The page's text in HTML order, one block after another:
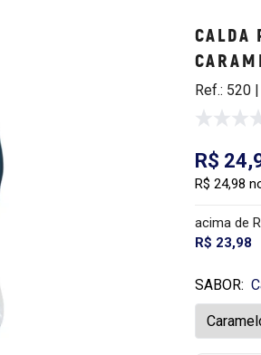
CALDA
Ref.: 520
R$
R$ 24,98
acima de
R$ 23,98
SABOR: